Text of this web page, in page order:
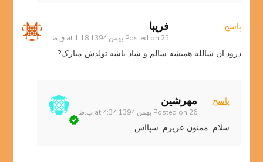
فریبا
Posted on 25 بهمن 1394 at 1:18 ق.ظ
پاسخ
درود.ان شالله همیشه سالم و شاد باشه.تولدش مبارک?
مهرشین
Posted on 26 بهمن 1394 at 4:34 ب.ظ
پاسخ
سلام. ممنون عزیزم. سپااس.